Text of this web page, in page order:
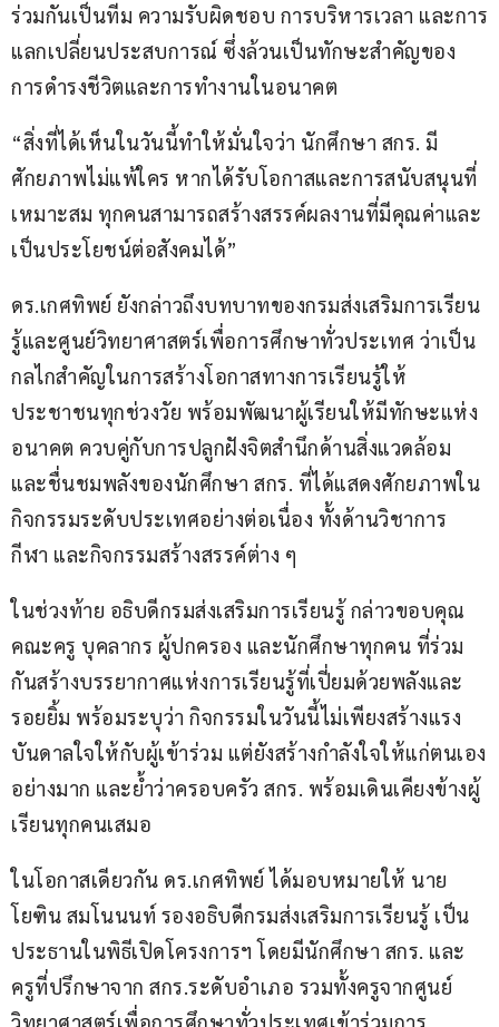
ร่วมกันเป็นทีม ความรับผิดชอบ การบริหารเวลา และการ
แลกเปลี่ยนประสบการณ์ ซึ่งล้วนเป็นทักษะสำคัญของ
การดำรงชีวิตและการทำงานในอนาคต
“สิ่งที่ได้เห็นในวันนี้ทำให้มั่นใจว่า นักศึกษา สกร. มี
ศักยภาพไม่แพ้ใคร หากได้รับโอกาสและการสนับสนุนที่
เหมาะสม ทุกคนสามารถสร้างสรรค์ผลงานที่มีคุณค่าและ
เป็นประโยชน์ต่อสังคมได้”
ดร.เกศทิพย์ ยังกล่าวถึงบทบาทของกรมส่งเสริมการเรียน
รู้และศูนย์วิทยาศาสตร์เพื่อการศึกษาทั่วประเทศ ว่าเป็น
กลไกสำคัญในการสร้างโอกาสทางการเรียนรู้ให้
ประชาชนทุกช่วงวัย พร้อมพัฒนาผู้เรียนให้มีทักษะแห่ง
อนาคต ควบคู่กับการปลูกฝังจิตสำนึกด้านสิ่งแวดล้อม
และชื่นชมพลังของนักศึกษา สกร. ที่ได้แสดงศักยภาพใน
กิจกรรมระดับประเทศอย่างต่อเนื่อง ทั้งด้านวิชาการ
กีฬา และกิจกรรมสร้างสรรค์ต่าง ๆ
ในช่วงท้าย อธิบดีกรมส่งเสริมการเรียนรู้ กล่าวขอบคุณ
คณะครู บุคลากร ผู้ปกครอง และนักศึกษาทุกคน ที่ร่วม
กันสร้างบรรยากาศแห่งการเรียนรู้ที่เปี่ยมด้วยพลังและ
รอยยิ้ม พร้อมระบุว่า กิจกรรมในวันนี้ไม่เพียงสร้างแรง
บันดาลใจให้กับผู้เข้าร่วม แต่ยังสร้างกำลังใจให้แก่ตนเอง
อย่างมาก และย้ำว่าครอบครัว สกร. พร้อมเดินเคียงข้างผู้
เรียนทุกคนเสมอ
ในโอกาสเดียวกัน ดร.เกศทิพย์ ได้มอบหมายให้ นาย
โยฑิน สมโนนนท์ รองอธิบดีกรมส่งเสริมการเรียนรู้ เป็น
ประธานในพิธีเปิดโครงการฯ โดยมีนักศึกษา สกร. และ
ครูที่ปรึกษาจาก สกร.ระดับอำเภอ รวมทั้งครูจากศูนย์